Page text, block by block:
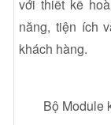
với thiết kế
năng, tiện ích
khách hàng.
Bộ Module